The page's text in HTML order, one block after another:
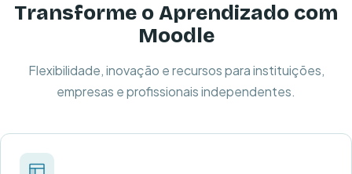
Transforme o Aprendizado com
Moodle
Flexibilidade, inovação e recursos para instituições,
empresas e profissionais independentes.